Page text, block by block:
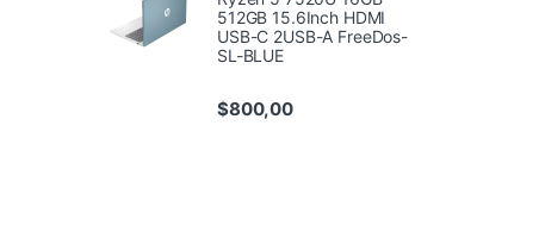
512GB 15.6Inch HDMI
USB-C 2USB-A FreeDos-
SL-BLUE
$800,00